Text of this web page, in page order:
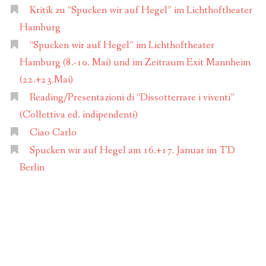
Kritik zu “Spucken wir auf Hegel” im Lichthoftheater
Hamburg
“Spucken wir auf Hegel” im Lichthoftheater
Hamburg (8.-10. Mai) und im Zeitraum Exit Mannheim
(22.+23.Mai)
Reading/Presentazioni di “Dissotterrare i viventi”
(Collettiva ed. indipendenti)
Ciao Carlo
Spucken wir auf Hegel am 16.+17. Januar im TD
Berlin